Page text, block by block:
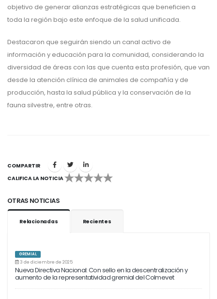
objetivo de generar alianzas estratégicas que beneficien a
toda la región bajo este enfoque de la salud unificada.
Destacaron que seguirán siendo un canal activo de
información y educación para la comunidad, considerando la
diversidad de áreas con las que cuenta esta profesión, que van
desde la atención clínica de animales de compañía y de
producción, hasta la salud pública y la conservación de la
fauna silvestre, entre otras.
COMPARTIR
CALIFICA LA NOTICIA
1 2 3 4 5
OTRAS NOTICIAS
Relacionadas Recientes
GREMIAL
3 de diciembre de 2025
Nueva Directiva Nacional: Con sello en la descentralización y
aumento de la representatividad gremial del Colmevet